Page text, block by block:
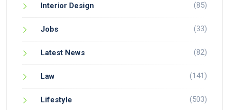
Interior Design (85)
Jobs (33)
Latest News (82)
Law (141)
Lifestyle (503)